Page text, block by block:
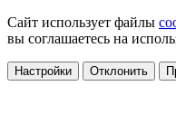
Сайт использует файлы
вы соглашаетесь на
Настройки Отклонить